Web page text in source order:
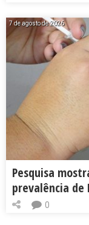
7 de agosto de 2026
Pesquisa
prevalência de
0